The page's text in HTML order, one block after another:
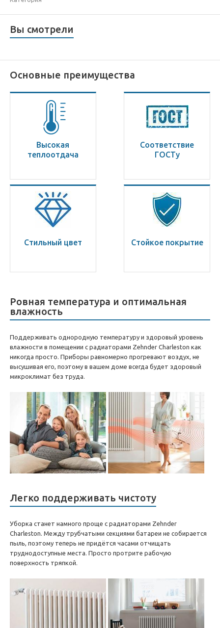
Вы смотрели
Основные преимущества
Высокая
теплоотдача
Соответствие
ГОСТу
Стильный цвет Стойкое покрытие
Ровная температура и оптимальная
влажность
Поддерживать однородную температуру и здоровый уровень
влажности в помещении с радиаторами Zehnder Charleston как
никогда просто. Приборы равномерно прогревают воздух, не
высушивая его, поэтому в вашем доме всегда будет здоровый
микроклимат без труда.
Легко поддерживать чистоту
Уборка станет намного проще с радиаторами Zehnder
Charleston. Между трубчатыми секциями батареи не собирается
пыль, поэтому теперь не придётся часами отчищать
труднодоступные места. Просто протрите рабочую
поверхность тряпкой.